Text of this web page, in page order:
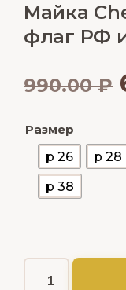
Майка
флаг РФ
990.00₽
Размер
р 26
р 28
р 38